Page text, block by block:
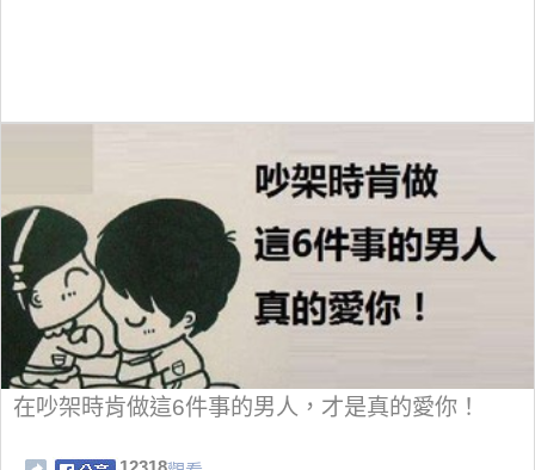
在吵架時肯做這6件事的男人，才是真的愛你！